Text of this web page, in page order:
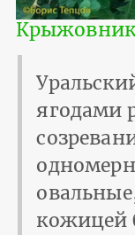
ягодами
кожицей